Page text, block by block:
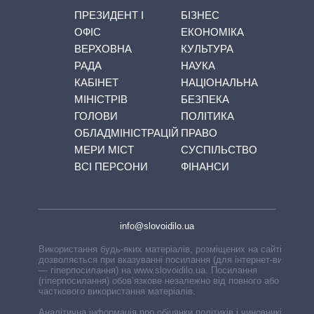
ПРЕЗИДЕНТ І
ОФІС
ВЕРХОВНА
РАДА
КАБІНЕТ
МІНІСТРІВ
ГОЛОВИ
ОБЛАДМІНІСТРАЦІЙ
МЕРИ МІСТ
ВСІ ПЕРСОНИ
БІЗНЕС
ЕКОНОМІКА
КУЛЬТУРА
НАУКА
НАЦІОНАЛЬНА
БЕЗПЕКА
ПОЛІТИКА
ПРАВО
СУСПІЛЬСТВО
ФІНАНСИ
info@slovoidilo.ua
Використання будь-яких матеріалів, розміщених на сайті,
дозволяється при вказуванні посилання (для інтернет-видань
— гіперпосилання) на www.slovoidilo.ua. Посилання
(гіперпосилання) обов’язкове незалежно від повного або
часткового використання матеріалів.